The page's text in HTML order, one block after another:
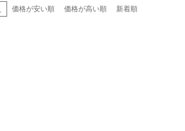
価格が安い順 価格が高い順 新着順